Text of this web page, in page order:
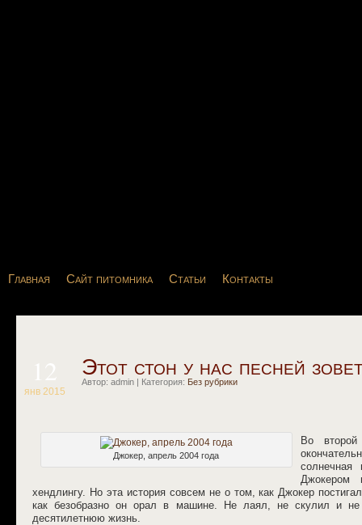
Главная Сайт питомника Статьи Контакты
янв 2015
Этот стон у нас песней
Автор: admin | Категория: Без рубрики
Джокер, апрель 2004 года
Во
солнечная
Джокером
хендлингу. Но эта история совсем не о том, как Джокер
как безобразно он орал в машине. Не лаял, не скулил и
десятилетнюю жизнь.